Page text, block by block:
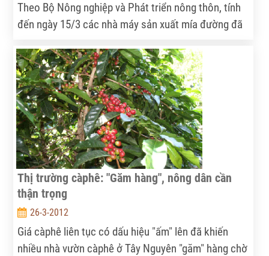
Theo Bộ Nông nghiệp và Phát triển nông thôn, tính
đến ngày 15/3 các nhà máy sản xuất mía đường đã
tấn đường.
Thị trường càphê: "Găm hàng", nông dân cần
thận trọng
26-3-2012
Giá càphê liên tục có dấu hiệu "ấm" lên đã khiến
nhiều nhà vườn càphê ở Tây Nguyên "găm" hàng chờ